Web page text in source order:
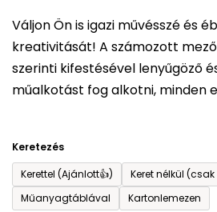
Váljon Ön is igazi művésszé és
kreativitását! A számozott
szerinti kifestésével lenyűgöző
műalkotást fog alkotni, minden
Keretezés
Kerettel (Ajánlott👍)
Keret nélkül
Műanyagtáblával
Kartonlemezen
ből
0,0
csillag.